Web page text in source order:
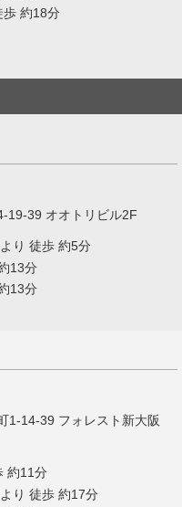
歩 約18分
19-39 オオトリビル2F
り 徒歩 約5分
13分
13分
1-14-39 フォレスト新大阪
約11分
り 徒歩 約17分